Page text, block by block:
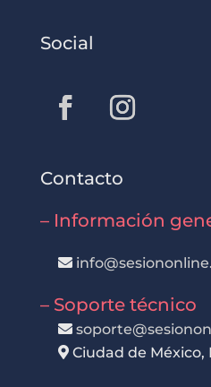
Social
Contacto
– Información
– Soporte técnico
Ciudad de México,